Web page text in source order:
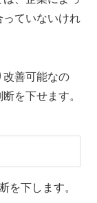
っていないけれ
改善可能なの
を下せます。
を下します。